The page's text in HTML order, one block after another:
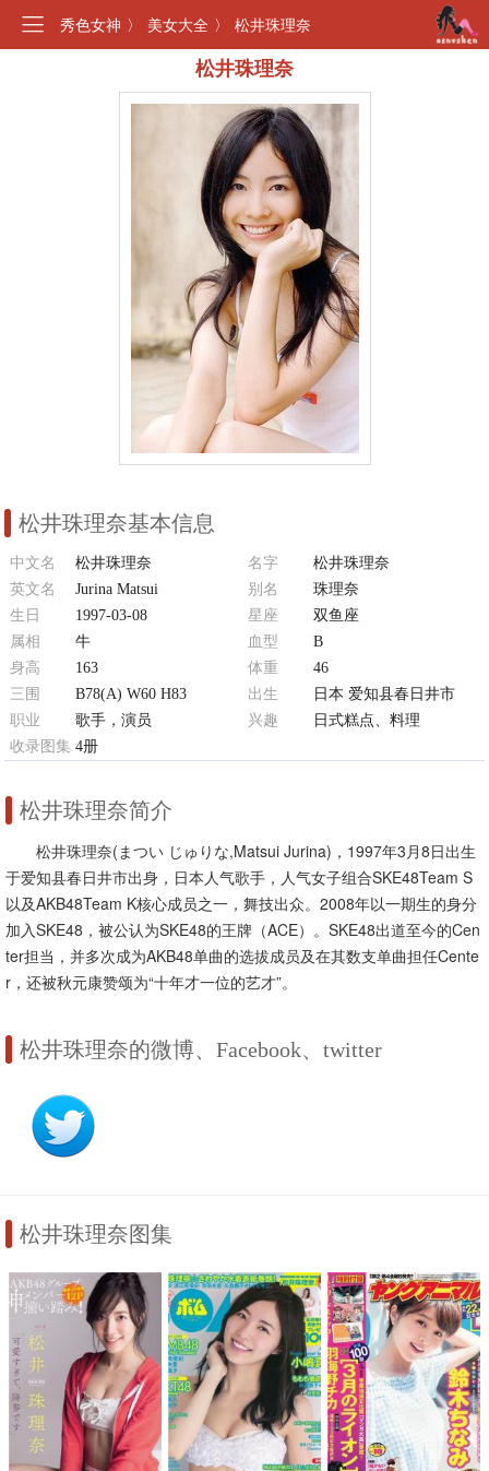
秀色女神 〉 美女大全 〉 松井珠理奈
松井珠理奈
松井珠理奈基本信息
中文名 松井珠理奈 名字
松井珠理奈
英文名
Jurina Matsui 别名
珠理奈
生日
1997-03-08 星座
双鱼座
属相
牛 血型
B
身高
163 体重
46
三围
B78(A) W60 H83 出生
日本 爱知县春日井市
职业
歌手，演员 兴趣
日式糕点、料理
收录图集 4册
松井珠理奈简介
松井珠理奈(まつい じゅりな,Matsui Jurina)，1997年3月8日出生
于爱知县春日井市出身，日本人气歌手，人气女子组合SKE48Team S
以及AKB48Team K核心成员之一，舞技出众。2008年以一期生的身分
加入SKE48，被公认为SKE48的王牌（ACE）。SKE48出道至今的Cen
ter担当，并多次成为AKB48单曲的选拔成员及在其数支单曲担任Cente
r，还被秋元康赞颂为“十年才一位的艺才”。
松井珠理奈的微博、Facebook、twitter
松井珠理奈图集